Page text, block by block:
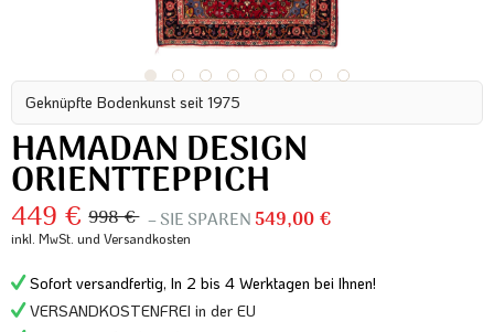
Geknüpfte Bodenkunst seit 1975
HAMADAN DESIGN
ORIENTTEPPICH
449 € 998 € – SIE SPAREN549,00 €
inkl. MwSt. und Versandkosten
Sofort versandfertig, In 2 bis 4 Werktagen bei Ihnen!
VERSANDKOSTENFREI in der EU